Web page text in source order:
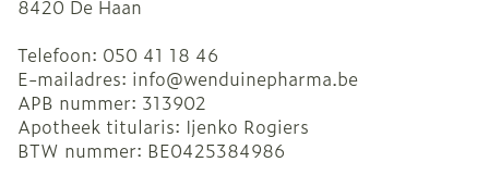
8420 De Haan
Telefoon: 050 41 18 46
E-mailadres: info@wenduinepharma.be
APB nummer: 313902
Apotheek titularis: Ijenko Rogiers
BTW nummer: BE0425384986